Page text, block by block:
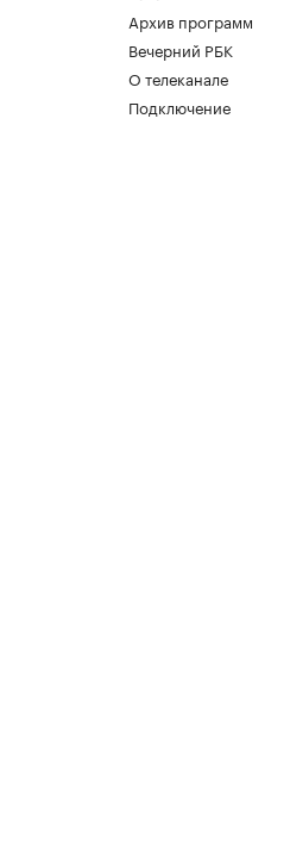
Архив программ
Вечерний РБК
О телеканале
Подключение